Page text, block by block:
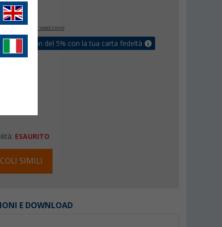
€
+ Spese di spedizione
un coupon del 5% con la tua carta fedeltà
ESAURITO
SIMILI
E DOWNLOAD